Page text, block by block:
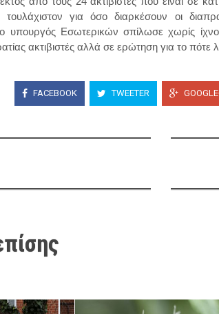
τουλάχιστον για όσο διαρκέσουν οι
ο υπουργός Εσωτερικών σπίλωσε χωρίς
ακτιβιστές αλλά σε ερώτηση για το πότε
FACEBOOK TWEETER